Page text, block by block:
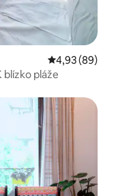
Priemerné
4,93 (89)
blízko pláže